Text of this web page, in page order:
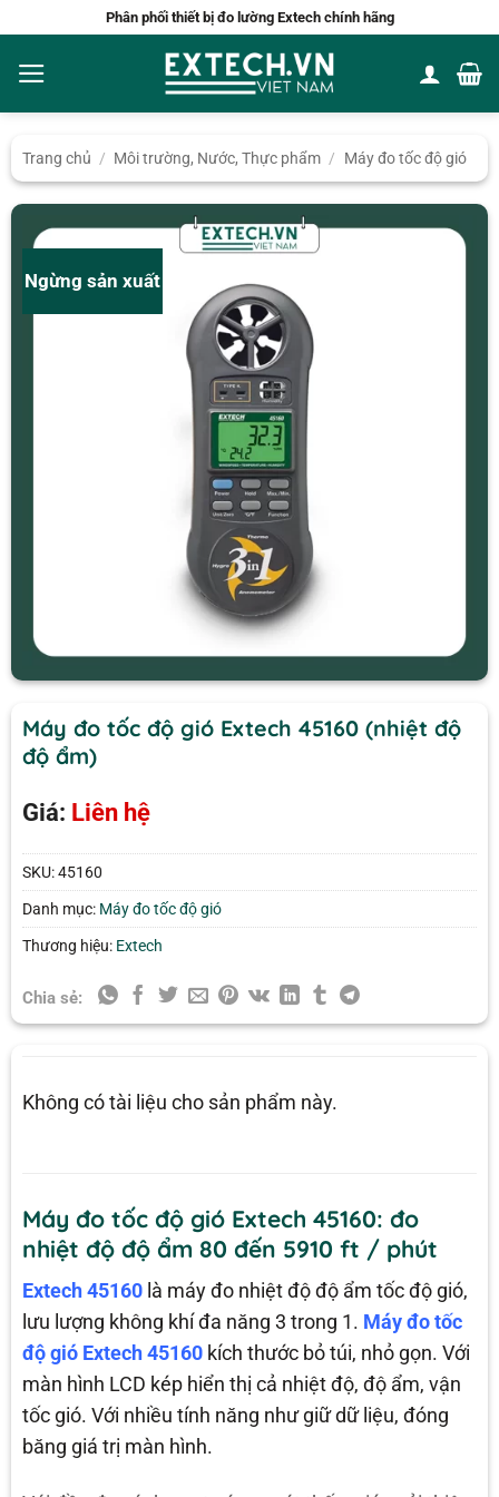
nội
dung
Phân phối thiết bị đo lường Extech chính hãng
Trang chủ / Môi trường, Nước, Thực phẩm / Máy đo tốc độ gió
Ngừng sản xuất
Máy đo tốc độ gió Extech 45160 (nhiệt độ
độ ẩm)
Giá: Liên hệ
SKU:45160
Danh mục: Máy đo tốc độ gió
Thương hiệu: Extech
Chia sẻ:
Không có tài liệu cho sản phẩm này.
Máy đo tốc độ gió Extech 45160: đo
nhiệt độ độ ẩm 80 đến 5910 ft / phút
Extech 45160là máy đo nhiệt độ độ ẩm tốc độ gió,
lưu lượng không khí đa năng 3 trong 1. Máy đo tốc
độ gió Extech 45160kích thước bỏ túi, nhỏ gọn. Với
màn hình LCD kép hiển thị cả nhiệt độ, độ ẩm, vận
tốc gió. Với nhiều tính năng như giữ dữ liệu, đóng
băng giá trị màn hình.